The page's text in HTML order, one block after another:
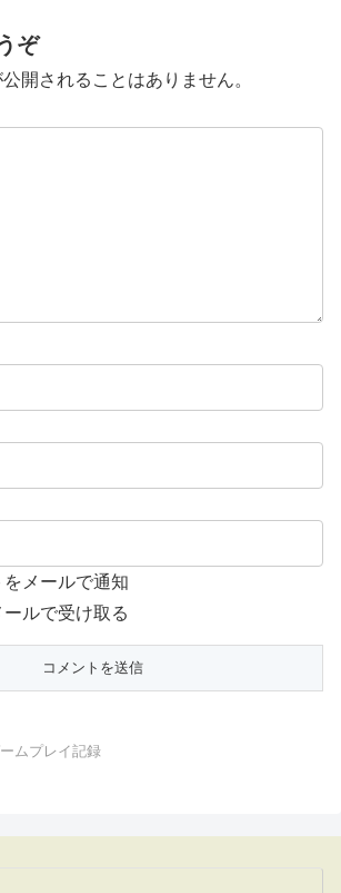
ぞ
開されることはありません。
メールで通知
ルで受け取る
ムプレイ記録